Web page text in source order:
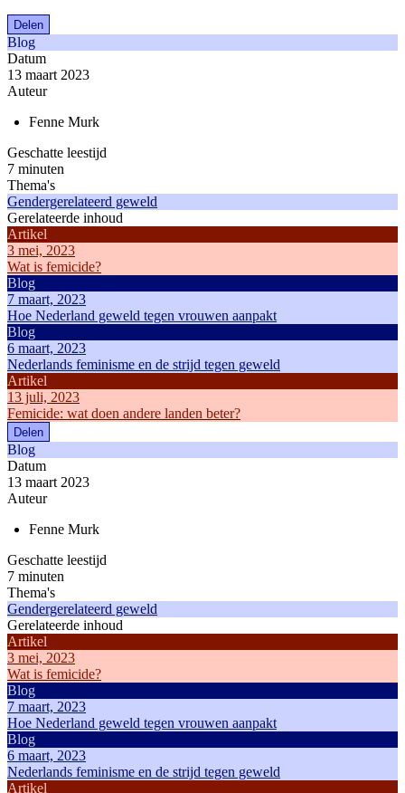
Delen
Blog
Datum
13 maart 2023
Auteur
Fenne Murk
Geschatte leestijd
7 minuten
Thema's
Gendergerelateerd geweld
Gerelateerde inhoud
Artikel
3 mei, 2023
Wat is femicide?
Blog
7 maart, 2023
Hoe Nederland geweld tegen vrouwen aanpakt
Blog
6 maart, 2023
Nederlands feminisme en de strijd tegen geweld
Artikel
13 juli, 2023
Femicide: wat doen andere landen beter?
Delen
Blog
Datum
13 maart 2023
Auteur
Fenne Murk
Geschatte leestijd
7 minuten
Thema's
Gendergerelateerd geweld
Gerelateerde inhoud
Artikel
3 mei, 2023
Wat is femicide?
Blog
7 maart, 2023
Hoe Nederland geweld tegen vrouwen aanpakt
Blog
6 maart, 2023
Nederlands feminisme en de strijd tegen geweld
Artikel